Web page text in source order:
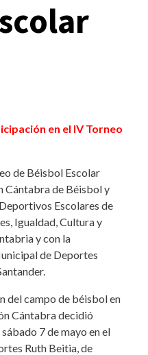
en el IV Torneo
de Béisbol Escolar
Cántabra de Béisbol y
Escolares de
Igualdad, Cultura y
y con la
de Deportes
del campo de béisbol en
Cántabra decidió
7 de mayo en el
Ruth Beitia, de